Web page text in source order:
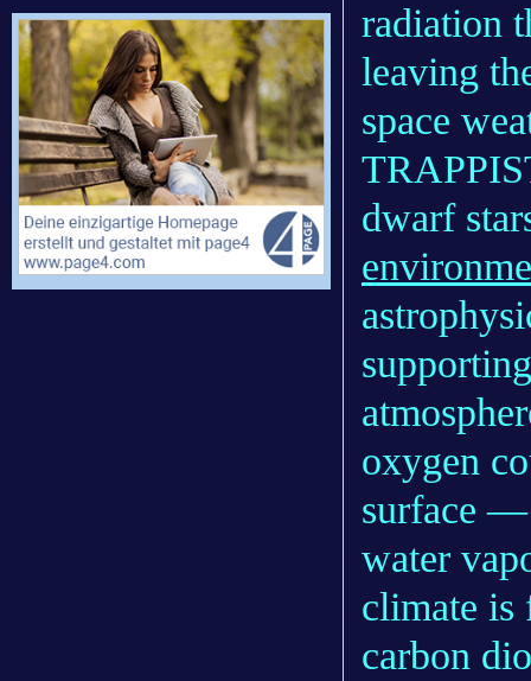
radiation
leaving
space
dwarf
oxygen
surface
water
climate is
carbon